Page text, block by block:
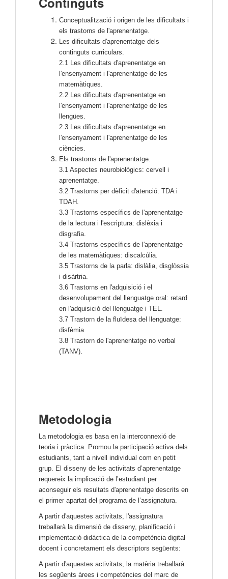
Conceptualització i origen de les dificultats i
els trastorns de l'aprenentatge.
Les dificultats d'aprenentatge dels
continguts curriculars.
2.1 Les dificultats d'aprenentatge en
l'ensenyament i l'aprenentatge de les
matemàtiques.
2.2 Les dificultats d'aprenentatge en
l'ensenyament i l'aprenentatge de les
llengües.
2.3 Les dificultats d'aprenentatge en
l'ensenyament i l'aprenentatge de les
ciències.
Els trastorns de l'aprenentatge.
3.1 Aspectes neurobiològics: cervell i
aprenentatge.
3.2 Trastorns per dèficit d'atenció: TDA i
TDAH.
3.3 Trastorns específics de l'aprenentatge
de la lectura i l'escriptura: dislèxia i
disgrafia.
3.4 Trastorns específics de l'aprenentatge
de les matemàtiques: discalcúlia.
3.5 Trastorns de la parla: dislàlia, disglòssia
i disàrtria.
3.6 Trastorns en l'adquisició i el
desenvolupament del llenguatge oral: retard
en l'adquisició del llenguatge i TEL.
3.7 Trastorn de la fluïdesa del llenguatge:
disfèmia.
3.8 Trastorn de l'aprenentatge no verbal
(TANV).
Metodologia
La metodologia es basa en la interconnexió de
teoria i pràctica. Promou la participació activa dels
estudiants, tant a nivell individual com en petit
grup. El disseny de les activitats d’aprenentatge
requereix la implicació de l’estudiant per
aconseguir els resultats d'aprenentatge descrits en
el primer apartat del programa de l’assignatura.
A partir d'aquestes activitats, l'assignatura
treballarà la dimensió de disseny, planificació i
implementació didàctica de la competència digital
docent i concretament els descriptors següents:
A partir d'aquestes activitats, la matèria treballarà
les següents àrees i competències del marc de